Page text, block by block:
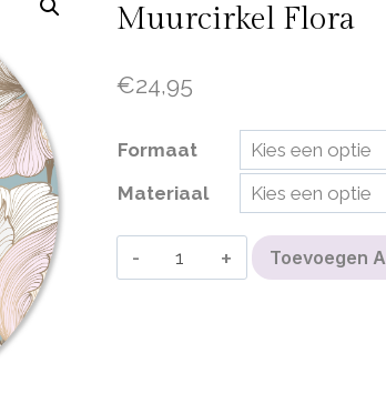
Muurcirkel Flora
€24,95
Formaat
Materiaal
Muurcirkel
Flora
Toevoegen